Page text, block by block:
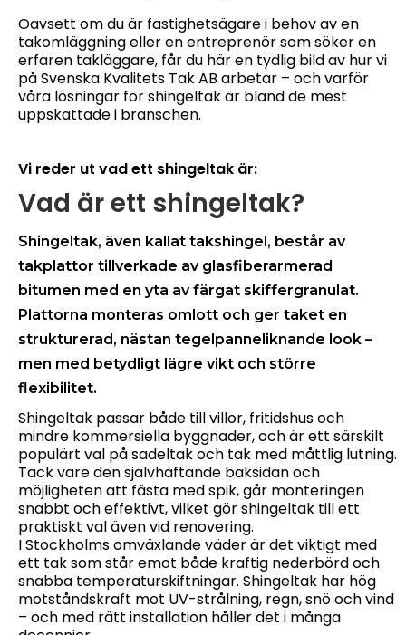
Oavsett om du är fastighetsägare i behov av en
takomläggning eller en entreprenör som söker en
erfaren takläggare, får du här en tydlig bild av hur vi
på Svenska Kvalitets Tak AB arbetar – och varför
våra lösningar för shingeltak är bland de mest
uppskattade i branschen.
Vi reder ut vad ett shingeltak är:
Vad är ett shingeltak?
Shingeltak, även kallat takshingel, består av
takplattor tillverkade av glasfiberarmerad
bitumen med en yta av färgat skiffergranulat.
Plattorna monteras omlott och ger taket en
strukturerad, nästan tegelpanneliknande look –
men med betydligt lägre vikt och större
flexibilitet.
Shingeltak passar både till villor, fritidshus och
mindre kommersiella byggnader, och är ett särskilt
populärt val på sadeltak och tak med måttlig lutning.
Tack vare den självhäftande baksidan och
möjligheten att fästa med spik, går monteringen
snabbt och effektivt, vilket gör shingeltak till ett
praktiskt val även vid renovering.
I Stockholms omväxlande väder är det viktigt med
ett tak som står emot både kraftig nederbörd och
snabba temperaturskiftningar. Shingeltak har hög
motståndskraft mot UV-strålning, regn, snö och vind
– och med rätt installation håller det i många